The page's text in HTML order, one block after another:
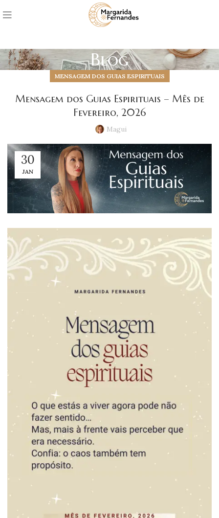
Blog
MENSAGEM DOS GUIAS ESPIRITUAIS
Mensagem dos Guias Espirituais – Mês de
Fevereiro, 2026
Magui
30
JAN